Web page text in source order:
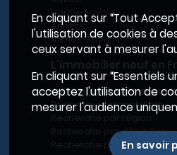
Haute-Savoie
Annecy
Aix-les-Bains
Le BRS dans la Métropole
Promoteurs immobiliers
Recherche par
Recherche par ville
En cliquant sur “Tout
l'utilisation de cookies à
ceux servant à mesurer
En cliquant sur “Essentiels
acceptez l'utilisation de
mesurer l'audience
En savoir